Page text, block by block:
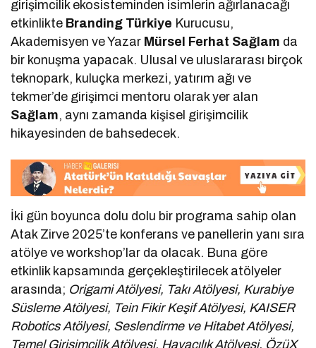
girişimcilik ekosisteminden isimlerin ağırlanacağı
etkinlikte Branding Türkiye Kurucusu,
Akademisyen ve Yazar Mürsel Ferhat Sağlam da
bir konuşma yapacak. Ulusal ve uluslararası birçok
teknopark, kuluçka merkezi, yatırım ağı ve
tekmer’de girişimci mentoru olarak yer alan
Sağlam, aynı zamanda kişisel girişimcilik
hikayesinden de bahsedecek.
İki gün boyunca dolu dolu bir programa sahip olan
Atak Zirve 2025’te konferans ve panellerin yanı sıra
atölye ve workshop’lar da olacak. Buna göre
etkinlik kapsamında gerçekleştirilecek atölyeler
arasında; Origami Atölyesi, Takı Atölyesi, Kurabiye
Süsleme Atölyesi, Tein Fikir Keşif Atölyesi, KAISER
Robotics Atölyesi, Seslendirme ve Hitabet Atölyesi,
Temel Girişimcilik Atölyesi, Havacılık Atölyesi, ÖzüX